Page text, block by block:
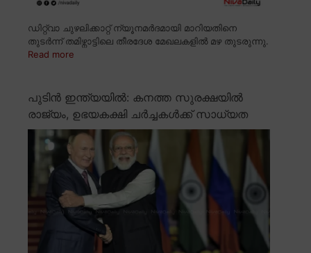
ഡിറ്റ്വാ ചുഴലിക്കാറ്റ് ന്യൂനമർദമായി മാറിയതിനെ
തുടർന്ന് തമിഴ്നാട്ടിലെ തീരദേശ മേഖലകളിൽ മഴ തുടരുന്നു.
Read more
പുടിൻ ഇന്ത്യയിൽ: കനത്ത സുരക്ഷയിൽ
രാജ്യം, ഉഭയകക്ഷി ചർച്ചകൾക്ക് സാധ്യത